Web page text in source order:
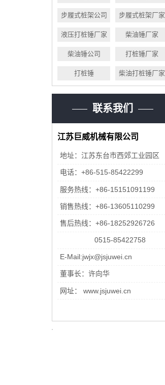
步履式桩架公司 步履式桩架厂家
液压打桩锤厂家 柴油锤厂家
柴油锤公司 打桩锤厂家
打桩锤 柴油打桩锤厂家
联系我们
江苏巨威机械有限公司
地址：江苏东台市西郊工业园区
电话：+86-515-85422299
服务热线：+86-15151091199
销售热线：+86-13605110299
售后热线：+86-18252926726
0515-85422758
E-Mail:jwjx@jsjuwei.cn
董事长：许向华
网址： www.jsjuwei.cn